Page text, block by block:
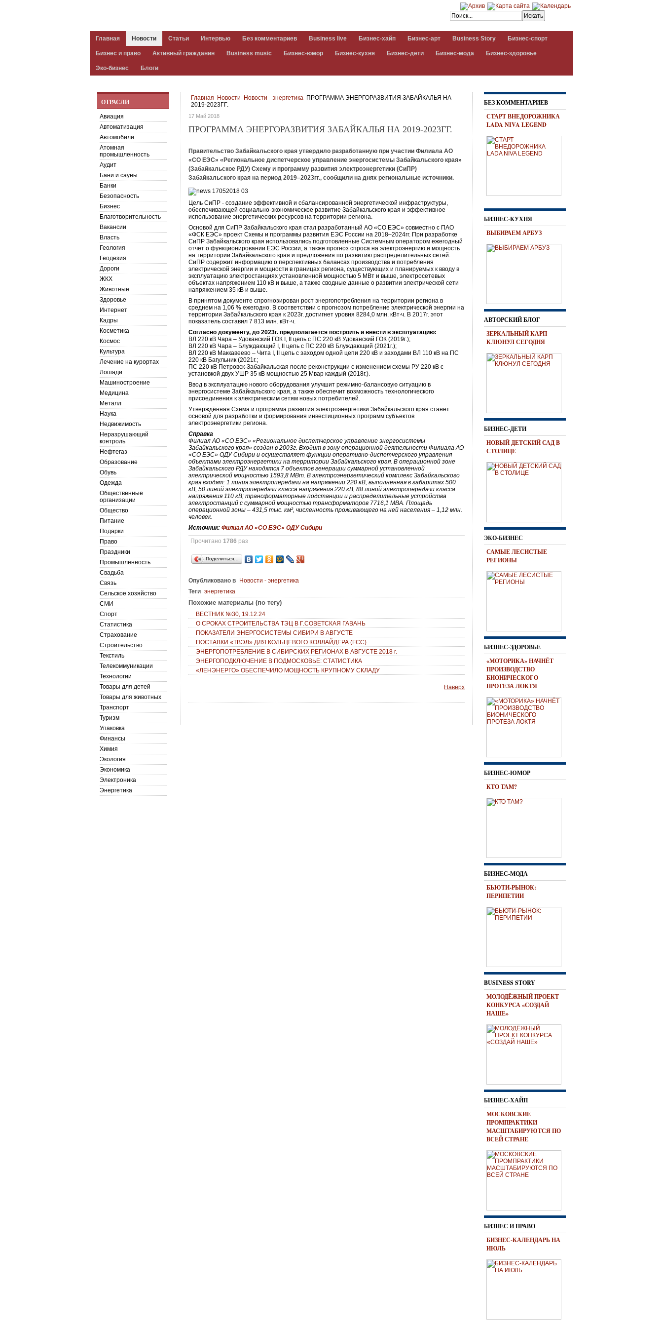
Главная Новости Статьи Интервью Без комментариев Business live Бизнес-хайп Бизнес-арт Business Story Бизнес-спорт
Бизнес и право Активный гражданин Business music Бизнес-юмор Бизнес-кухня Бизнес-дети Бизнес-мода Бизнес-здоровье
Эко-бизнес Блоги
Главная Новости Новости - энергетика ПРОГРАММА ЭНЕРГОРАЗВИТИЯ ЗАБАЙКАЛЬЯ НА
2019-2023ГГ.
17 Май 2018
ПРОГРАММА ЭНЕРГОРАЗВИТИЯ ЗАБАЙКАЛЬЯ НА 2019-2023ГГ.
Правительство Забайкальского края утвердило разработанную при участии Филиала АО
«СО ЕЭС» «Региональное диспетчерское управление энергосистемы Забайкальского края»
(Забайкальское РДУ) Схему и программу развития электроэнергетики (СиПР)
Забайкальского края на период 2019–2023гг., сообщили на днях региональные источники.
Цель СиПР - создание эффективной и сбалансированной энергетической инфраструктуры,
обеспечивающей социально-экономическое развитие Забайкальского края и эффективное
использование энергетических ресурсов на территории региона.
Основой для СиПР Забайкальского края стал разработанный АО «СО ЕЭС» совместно с ПАО
«ФСК ЕЭС» проект Схемы и программы развития ЕЭС России на 2018–2024гг. При разработке
СиПР Забайкальского края использовались подготовленные Системным оператором ежегодный
отчет о функционировании ЕЭС России, а также прогноз спроса на электроэнергию и мощность
на территории Забайкальского края и предложения по развитию распределительных сетей.
СиПР содержит информацию о перспективных балансах производства и потребления
электрической энергии и мощности в границах региона, существующих и планируемых к вводу в
эксплуатацию электростанциях установленной мощностью 5 МВт и выше, электросетевых
объектах напряжением 110 кВ и выше, а также сводные данные о развитии электрической сети
напряжением 35 кВ и выше.
В принятом документе спрогнозирован рост энергопотребления на территории региона в
среднем на 1,06 % ежегодно. В соответствии с прогнозом потребление электрической энергии на
территории Забайкальского края к 2023г. достигнет уровня 8284,0 млн. кВт∙ч. В 2017г. этот
показатель составил 7 813 млн. кВт·ч.
Согласно документу, до 2023г. предполагается построить и ввести в эксплуатацию:
ВЛ 220 кВ Чара – Удоканский ГОК I, II цепь с ПС 220 кВ Удоканский ГОК (2019г.);
ВЛ 220 кВ Чара – Блуждающий I, II цепь с ПС 220 кВ Блуждающий (2021г.);
ВЛ 220 кВ Маккавеево – Чита I, II цепь с заходом одной цепи 220 кВ и заходами ВЛ 110 кВ на ПС
220 кВ Багульник (2021г.;
ПС 220 кВ Петровск-Забайкальская после реконструкции с изменением схемы РУ 220 кВ с
установкой двух УШР 35 кВ мощностью 25 Мвар каждый (2018г.).
Ввод в эксплуатацию нового оборудования улучшит режимно-балансовую ситуацию в
энергосистеме Забайкальского края, а также обеспечит возможность технологического
присоединения к электрическим сетям новых потребителей.
Утверждённая Схема и программа развития электроэнергетики Забайкальского края станет
основой для разработки и формирования инвестиционных программ субъектов
электроэнергетики региона.
Справка
Филиал АО «СО ЕЭС» «Региональное диспетчерское управление энергосистемы
Забайкальского края» создан в 2003г. Входит в зону операционной деятельности Филиала АО
«СО ЕЭС» ОДУ Сибири и осуществляет функции оперативно-диспетчерского управления
объектами электроэнергетики на территории Забайкальского края. В операционной зоне
Забайкальского РДУ находятся 7 объектов генерации суммарной установленной
электрической мощностью 1593,8 МВт. В электроэнергетический комплекс Забайкальского
края входят: 1 линия электропередачи на напряжении 220 кВ, выполненная в габаритах 500
кВ, 50 линий электропередачи класса напряжения 220 кВ, 88 линий электропередачи класса
напряжения 110 кВ; трансформаторные подстанции и распределительные устройства
электростанций с суммарной мощностью трансформаторов 7716,1 МВА. Площадь
операционной зоны – 431,5 тыс. км², численность проживающего на ней населения – 1,12 млн.
человек.
Источник:Филиал АО «СО ЕЭС» ОДУ Сибири
Прочитано1786 раз
Поделиться…
Опубликовано в
Новости - энергетика
Теги энергетика
Похожие материалы (по тегу)
ВЕСТНИК №30, 19.12.24
О СРОКАХ СТРОИТЕЛЬСТВА ТЭЦ В Г.СОВЕТСКАЯ ГАВАНЬ
ПОКАЗАТЕЛИ ЭНЕРГОСИСТЕМЫ СИБИРИ В АВГУСТЕ
ПОСТАВКИ «ТВЭЛ» ДЛЯ КОЛЬЦЕВОГО КОЛЛАЙДЕРА (FCC)
ЭНЕРГОПОТРЕБЛЕНИЕ В СИБИРСКИХ РЕГИОНАХ В АВГУСТЕ 2018 г.
ЭНЕРГОПОДКЛЮЧЕНИЕ В ПОДМОСКОВЬЕ: СТАТИСТИКА
«ЛЕНЭНЕРГО» ОБЕСПЕЧИЛО МОЩНОСТЬ КРУПНОМУ СКЛАДУ
Наверх
ОТРАСЛИ
Авиация
Автоматизация
Автомобили
Атомная
промышленность
Аудит
Бани и сауны
Банки
Безопасность
Бизнес
Благотворительность
Вакансии
Власть
Геология
Геодезия
Дороги
ЖКХ
Животные
Здоровье
Интернет
Кадры
Косметика
Космос
Культура
Лечение на курортах
Лошади
Машиностроение
Медицина
Металл
Наука
Недвижимость
Неразрушающий
контроль
Нефтегаз
Образование
Обувь
Одежда
Общественные
организации
Общество
Питание
Подарки
Право
Праздники
Промышленность
Свадьба
Связь
Сельское хозяйство
СМИ
Спорт
Статистика
Страхование
Строительство
Текстиль
Телекоммуникации
Технологии
Товары для детей
Товары для животных
Транспорт
Туризм
Упаковка
Финансы
Химия
Экология
Экономика
Электроника
Энергетика
БЕЗ КОММЕНТАРИЕВ
СТАРТ ВНЕДОРОЖНИКА
LADA NIVA LEGEND
БИЗНЕС-КУХНЯ
ВЫБИРАЕМ АРБУЗ
АВТОРСКИЙ БЛОГ
ЗЕРКАЛЬНЫЙ КАРП
КЛЮНУЛ СЕГОДНЯ
БИЗНЕС-ДЕТИ
НОВЫЙ ДЕТСКИЙ САД В
СТОЛИЦЕ
ЭКО-БИЗНЕС
САМЫЕ ЛЕСИСТЫЕ
РЕГИОНЫ
БИЗНЕС-ЗДОРОВЬЕ
«МОТОРИКА» НАЧНЁТ
ПРОИЗВОДСТВО
БИОНИЧЕСКОГО
ПРОТЕЗА ЛОКТЯ
БИЗНЕС-ЮМОР
КТО ТАМ?
БИЗНЕС-МОДА
БЬЮТИ-РЫНОК:
ПЕРИПЕТИИ
BUSINESS STORY
МОЛОДЁЖНЫЙ ПРОЕКТ
КОНКУРСА «СОЗДАЙ
НАШЕ»
БИЗНЕС-ХАЙП
МОСКОВСКИЕ
ПРОМПРАКТИКИ
МАСШТАБИРУЮТСЯ ПО
ВСЕЙ СТРАНЕ
БИЗНЕС И ПРАВО
БИЗНЕС-КАЛЕНДАРЬ НА
ИЮЛЬ